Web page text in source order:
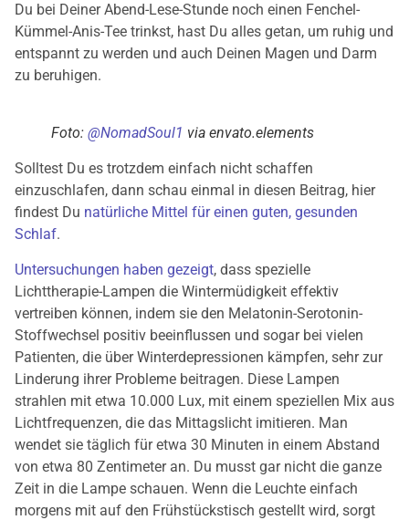
Du bei Deiner Abend-Lese-Stunde noch einen Fenchel-
Kümmel-Anis-Tee trinkst, hast Du alles getan, um ruhig und
entspannt zu werden und auch Deinen Magen und Darm
zu beruhigen.
Foto: @NomadSoul1 via envato.elements
Solltest Du es trotzdem einfach nicht schaffen
einzuschlafen, dann schau einmal in diesen Beitrag, hier
findest Du natürliche Mittel für einen guten, gesunden
Schlaf.
Untersuchungen haben gezeigt, dass spezielle
Lichttherapie-Lampen die Wintermüdigkeit effektiv
vertreiben können, indem sie den Melatonin-Serotonin-
Stoffwechsel positiv beeinflussen und sogar bei vielen
Patienten, die über Winterdepressionen kämpfen, sehr zur
Linderung ihrer Probleme beitragen. Diese Lampen
strahlen mit etwa 10.000 Lux, mit einem speziellen Mix aus
Lichtfrequenzen, die das Mittagslicht imitieren. Man
wendet sie täglich für etwa 30 Minuten in einem Abstand
von etwa 80 Zentimeter an. Du musst gar nicht die ganze
Zeit in die Lampe schauen. Wenn die Leuchte einfach
morgens mit auf den Frühstückstisch gestellt wird, sorgt